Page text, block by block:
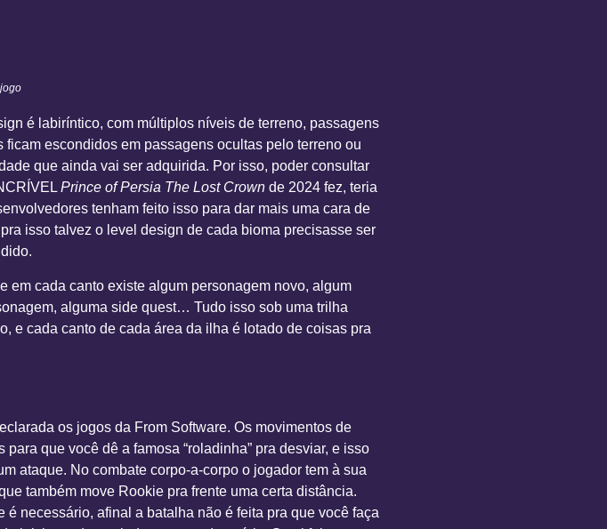
é labiríntico, com múltiplos níveis de terreno, passagens
escondidos em passagens ocultas pelo terreno ou
que ainda vai ser adquirida. Por isso, poder consultar
Prince of Persia The Lost Crown de 2024 fez, teria
tenham feito isso para dar mais uma cara de
isso talvez o level design de cada bioma precisasse ser
cada canto existe algum personagem novo, algum
alguma side quest… Tudo isso sob uma trilha
e cada canto de cada área da ilha é lotado de coisas pra
os jogos da From Software. Os movimentos de
que você dê a famosa “roladinha” pra desviar, e isso
ataque. No combate corpo-a-corpo o jogador tem à sua
também move Rookie pra frente uma certa distância.
necessário, afinal a batalha não é feita pra que você faça